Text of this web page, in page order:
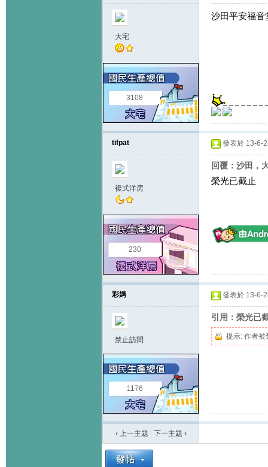
大宅
3108
沙田平安福音
tifpat
複式洋房
230
發表於 13-6-
回覆：沙田，
榮光已截止
彩媽
禁止訪問
1176
發表於 13-6-
引用：榮光已
提示: 作者被
‹ 上一主題 下一主題 ›